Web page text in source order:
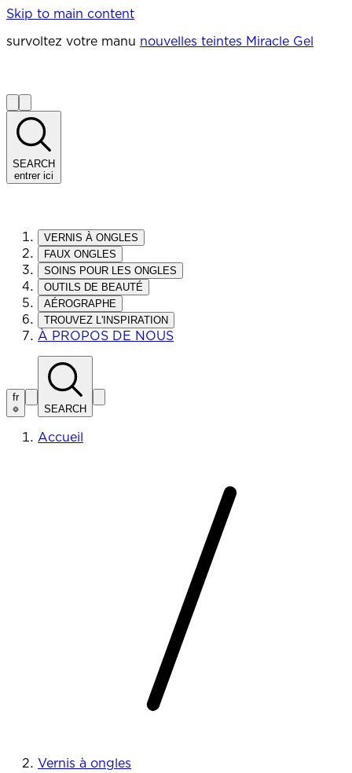
Skip to main content
survoltez votre manu nouvelles teintes Miracle Gel
SEARCH
entrer ici
VERNIS À ONGLES
FAUX ONGLES
SOINS POUR LES ONGLES
OUTILS DE BEAUTÉ
AÉROGRAPHE
TROUVEZ L'INSPIRATION
À PROPOS DE NOUS
fr
SEARCH
Accueil
Vernis à ongles